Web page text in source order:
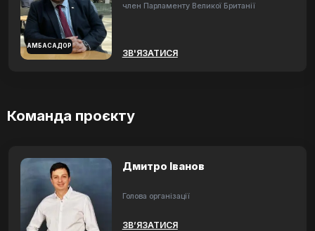
АМБАСАДОР
член Парламенту Великої Британії
ЗВ'ЯЗАТИСЯ
Команда проєкту
Дмитро Іванов
Голова організації
ЗВ’ЯЗАТИСЯ